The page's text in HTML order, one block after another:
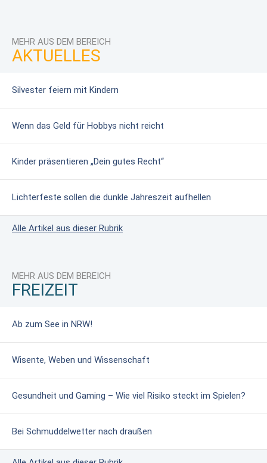
MEHR AUS DEM BEREICH
AKTUELLES
Silvester feiern mit Kindern
Wenn das Geld für Hobbys nicht reicht
Kinder präsentieren „Dein gutes Recht“
Lichterfeste sollen die dunkle Jahreszeit aufhellen
Alle Artikel aus dieser Rubrik
MEHR AUS DEM BEREICH
FREIZEIT
Ab zum See in NRW!
Wisente, Weben und Wissenschaft
Gesundheit und Gaming – Wie viel Risiko steckt im Spielen?
Bei Schmuddelwetter nach draußen